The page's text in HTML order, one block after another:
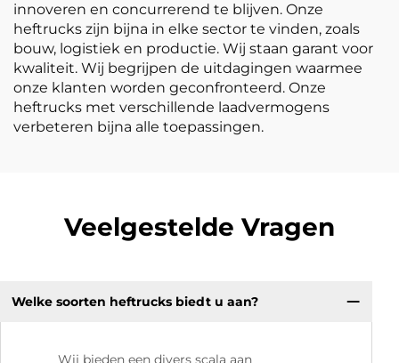
innoveren en concurrerend te blijven. Onze
heftrucks zijn bijna in elke sector te vinden, zoals
bouw, logistiek en productie. Wij staan garant voor
kwaliteit. Wij begrijpen de uitdagingen waarmee
onze klanten worden geconfronteerd. Onze
heftrucks met verschillende laadvermogens
verbeteren bijna alle toepassingen.
Veelgestelde Vragen
Welke soorten heftrucks biedt u aan?
Wij bieden een divers scala aan